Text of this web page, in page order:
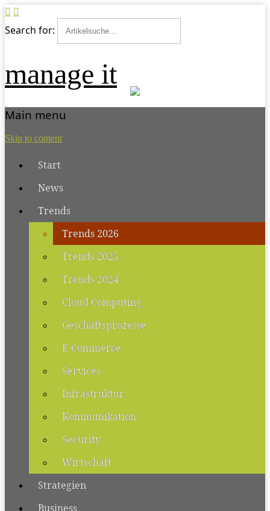
Search for:
manage it
Main menu
Skip to content
Start
News
Trends
Trends 2026
Trends 2025
Trends 2024
Cloud Computing
Geschäftsprozesse
E-Commerce
Services
Infrastruktur
Kommunikation
Security
Wirtschaft
Strategien
Business